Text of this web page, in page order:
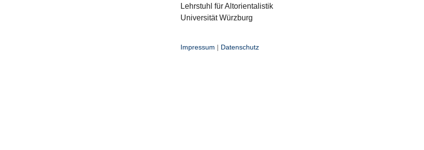
Lehrstuhl für Altorientalistik
Universität Würzburg
Impressum | Datenschutz